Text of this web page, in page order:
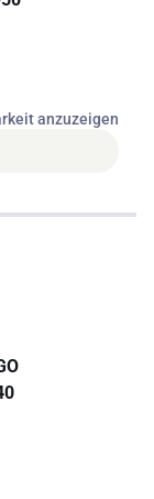
anzuzeigen